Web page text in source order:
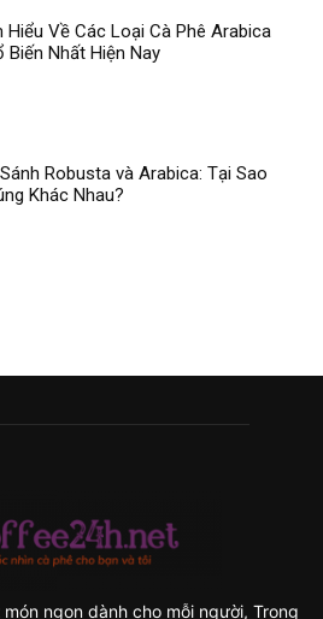
Hiểu Về Các Loại Cà Phê Arabica
Biến Nhất Hiện Nay
Robusta và Arabica: Tại Sao
Khác Nhau?
ngon dành cho mỗi người, Trong